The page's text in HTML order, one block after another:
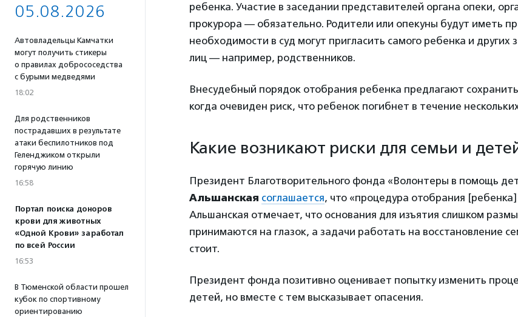
05.08.2026
Автовладельцы Камчатки
могут получить стикеры
о правилах добрососедства
с бурыми медведями
18:02
Для родственников
пострадавших в результате
атаки беспилотников под
Геленджиком открыли
горячую линию
16:58
Портал поиска доноров
крови для животных
«Одной Крови» заработал
по всей России
16:53
В Тюменской области прошел
кубок по спортивному
ориентированию
ребенка. Участие в заседании представителей органа опеки,
прокурора — обязательно. Родители или опекуны будут иметь
необходимости в суд могут пригласить самого ребенка и других
лиц — например, родственников.
Внесудебный порядок отобрания ребенка предлагают сохранить
когда очевиден риск, что ребенок погибнет в течение
Какие возникают риски для семьи и
Президент Благотворительного фонда «Волонтеры в помощь
Альшанская соглашается, что «процедура отобрания
Альшанская отмечает, что основания для изъятия слишком
принимаются на глазок, а задачи работать на восстановление
стоит.
Президент фонда позитивно оценивает попытку изменить
детей, но вместе с тем высказывает опасения.